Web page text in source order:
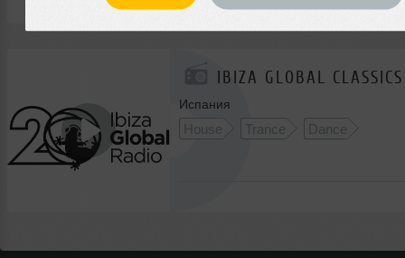
IBIZA GLOBAL CLASSICS
Испания
House Trance Dance